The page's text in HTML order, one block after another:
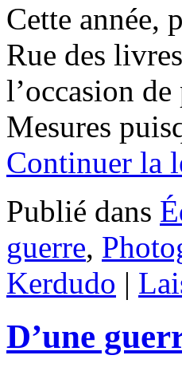
Cette année,
Rue des
l’occasion
Mesures
Continuer la
Publié dans
guerre,
Kerdudo |
D’une